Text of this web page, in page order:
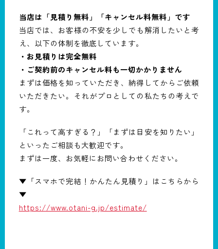
当店は「見積り無料」「キャンセル料無料」です
当店では、お客様の不安を少しでも解消したいと考
え、以下の体制を徹底しています。
・お見積りは完全無料
・ご契約前のキャンセル料も一切かかりません
まずは価格を知っていただき、納得してからご依頼
いただきたい。それがプロとしての私たちの考えで
す。
「これって高すぎる？」「まずは目安を知りたい」
といったご相談も大歓迎です。
まずは一度、お気軽にお問い合わせください。
▼「スマホで完結！かんたん見積り」はこちらから
▼
https://www.otani-g.jp/estimate/